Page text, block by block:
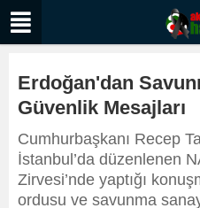
Erdoğan'dan
Güvenlik Mesajları
Cumhurbaşkanı Recep
İstanbul’da düzenlenen
Zirvesi’nde yaptığı
ordusu ve savunma